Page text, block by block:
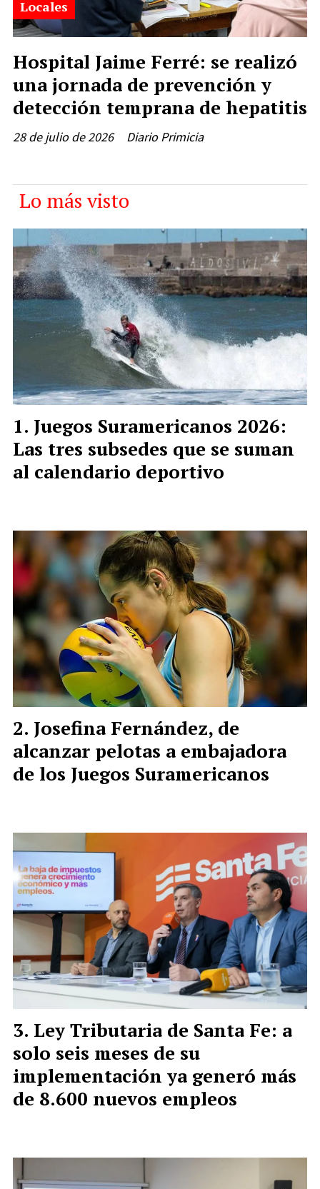
Hospital Jaime Ferré: se realizó
una jornada de prevención y
detección temprana de hepatitis
Diario Primicia
Locales
28 de julio de 2026
Lo más visto
Juegos Suramericanos 2026:
Las tres subsedes que se suman
al calendario deportivo
Josefina Fernández, de
alcanzar pelotas a embajadora
de los Juegos Suramericanos
Ley Tributaria de Santa Fe: a
solo seis meses de su
implementación ya generó más
de 8.600 nuevos empleos